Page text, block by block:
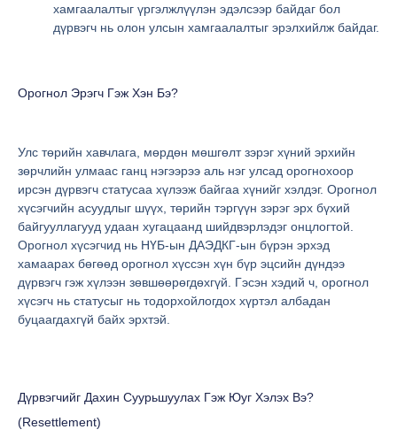
хамгаалалтыг үргэлжлүүлэн эдэлсээр байдаг бол
дүрвэгч нь олон улсын хамгаалалтыг эрэлхийлж байдаг.
Орогнол Эрэгч Гэж Хэн Бэ?
Улс төрийн хавчлага, мөрдөн мөшгөлт зэрэг хүний эрхийн
зөрчлийн улмаас ганц нэгээрээ аль нэг улсад орогнохоор
ирсэн дүрвэгч статусаа хүлээж байгаа хүнийг хэлдэг. Орогнол
хүсэгчийн асуудлыг шүүх, төрийн тэргүүн зэрэг эрх бүхий
байгууллагууд удаан хугацаанд шийдвэрлэдэг онцлогтой.
Орогнол хүсэгчид нь НҮБ-ын ДАЭДКГ-ын бүрэн эрхэд
хамаарах бөгөөд орогнол хүссэн хүн бүр эцсийн дүндээ
дүрвэгч гэж хүлээн зөвшөөрөгдөхгүй. Гэсэн хэдий ч, орогнол
хүсэгч нь статусыг нь тодорхойлогдох хүртэл албадан
буцаагдахгүй байх эрхтэй.
Дүрвэгчийг Дахин Суурьшуулах Гэж Юуг Хэлэх Вэ?
(resettlement)